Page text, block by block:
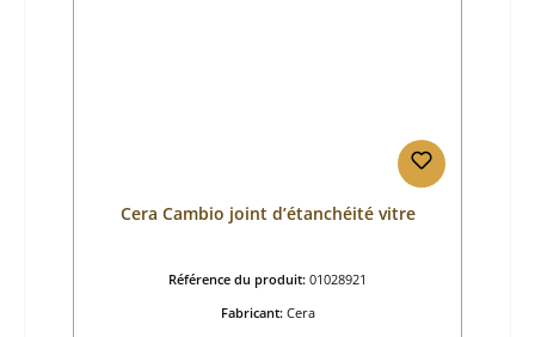
Cera Cambio joint d’étanchéité vitre
Référence du produit: 01028921
Fabricant: Cera